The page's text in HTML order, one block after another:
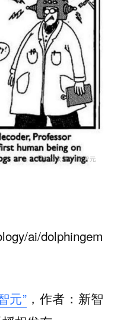
ai/dolphingem
元”，作者：新智